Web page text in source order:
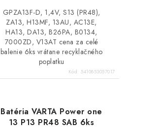
GPZA13F-D, 1,4V, S13 (PR48),
ZA13, H13MF, 13AU, AC13E,
HA13, DA13, B26PA, B0134,
7000ZD, V13AT cena za celé
balenie 6ks vrátane recyklačného
poplatku
Kód:5410853057017
Batéria VARTA Power one
13 P13 PR48 SAB 6ks